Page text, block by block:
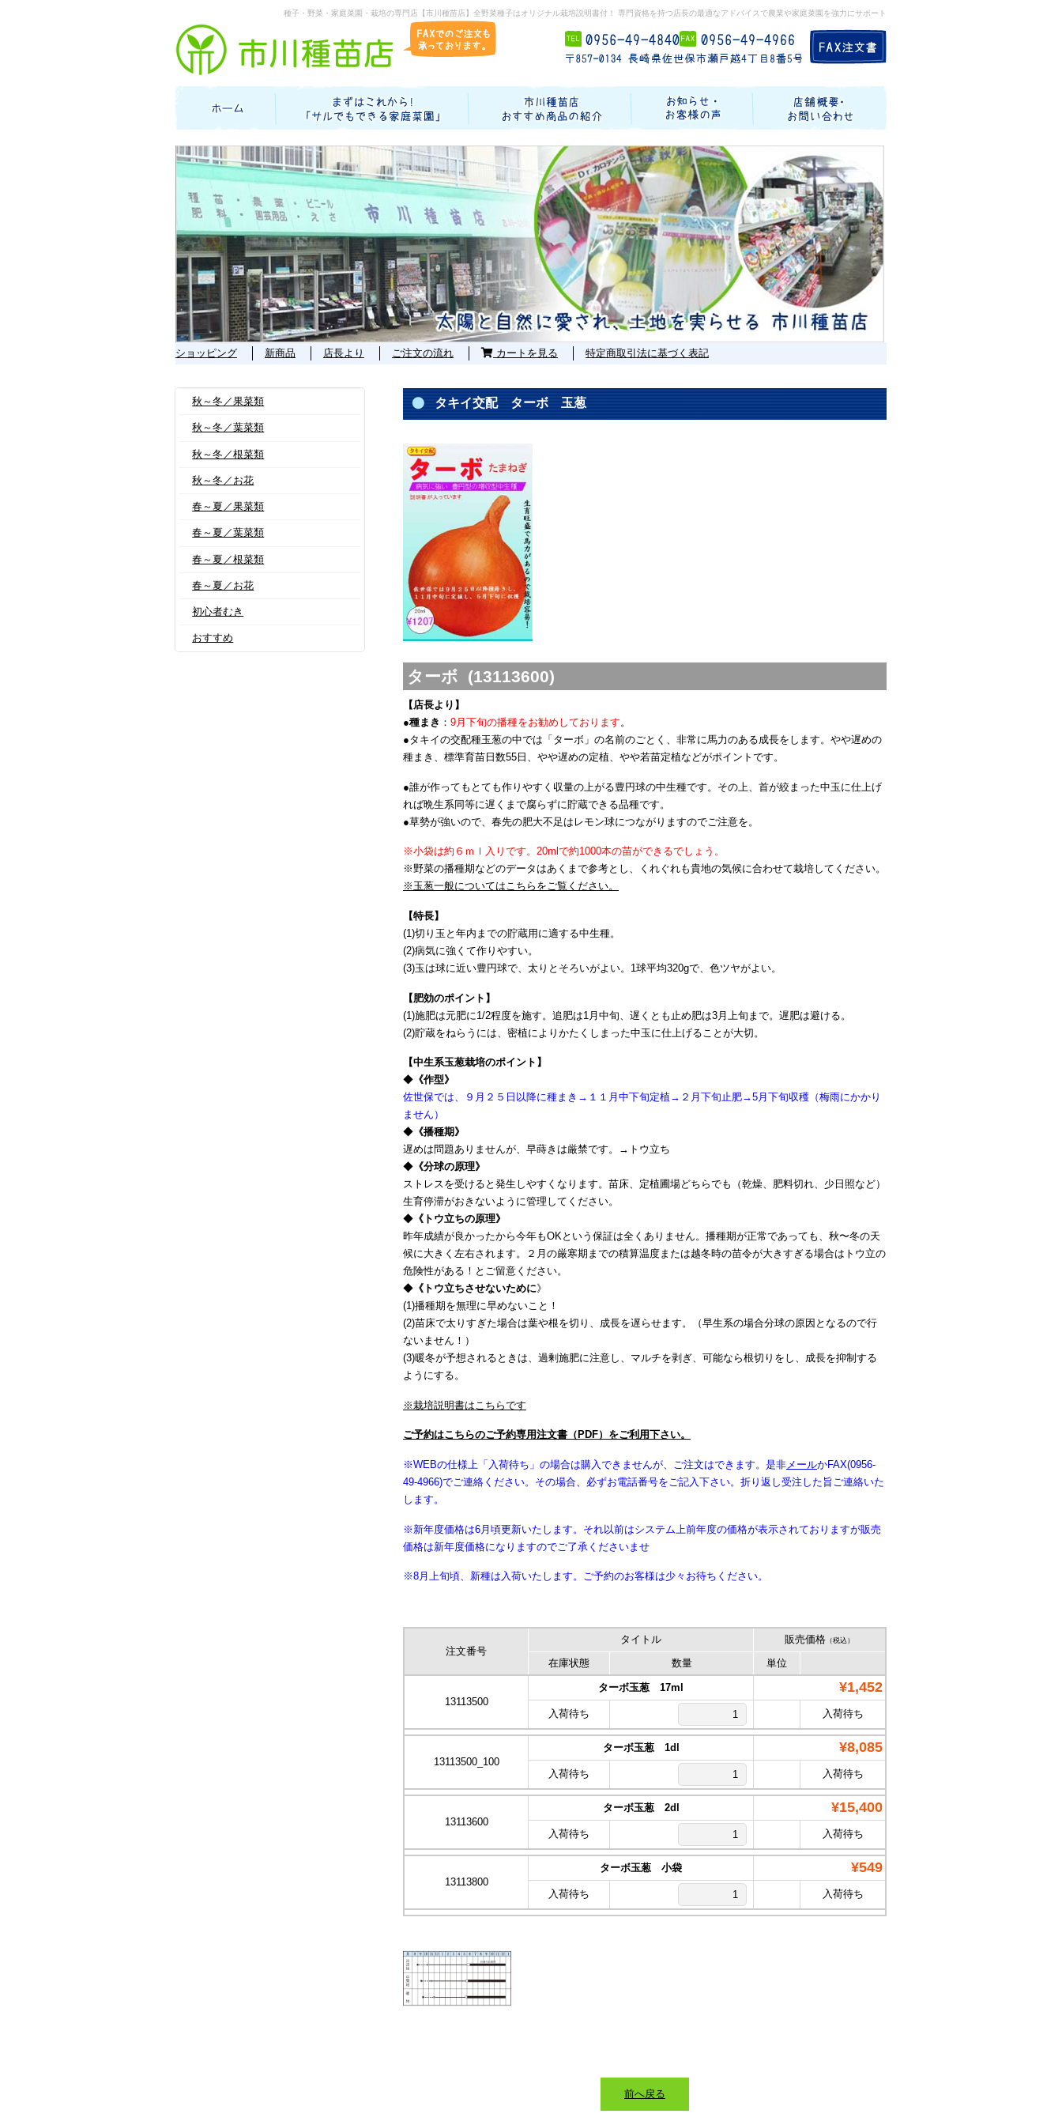
種子・野菜・家庭菜園・栽培の専門店【市川種苗店】全野菜種子はオリジナル栽培説明書付！ 専門資格を持つ店長の最適なアドバイスで農業や家庭菜園を強力にサポート
ショッピング 新商品 店長より ご注文の流れ カートを見る 特定商取引法に基づく表記
タキイ交配 ターボ 玉葱
ターボ (13113600)
【店長より】
●種まき ： 9月下旬の播種をお勧めしております。
●タキイの交配種玉葱の中では「ターボ」の名前のごとく、非常に馬力のある成長をします。やや遅めの
種まき、標準育苗日数55日、やや遅めの定植、やや若苗定植などがポイントです。
●誰が作ってもとても作りやすく収量の上がる豊円球の中生種です。その上、首が絞まった中玉に仕上げ
れば晩生系同等に遅くまで腐らずに貯蔵できる品種です。
●草勢が強いので、春先の肥大不足はレモン球につながりますのでご注意を。
※小袋は約６ｍｌ入りです。20mlで約1000本の苗ができるでしょう。
※野菜の播種期などのデータはあくまで参考とし、くれぐれも貴地の気候に合わせて栽培してください。
※玉葱一般についてはこちらをご覧ください。
【特長】
(1)切り玉と年内までの貯蔵用に適する中生種。
(2)病気に強くて作りやすい。
(3)玉は球に近い豊円球で、太りとそろいがよい。1球平均320gで、色ツヤがよい。
【肥効のポイント】
(1)施肥は元肥に1/2程度を施す。追肥は1月中旬、遅くとも止め肥は3月上旬まで。遅肥は避ける。
(2)貯蔵をねらうには、密植によりかたくしまった中玉に仕上げることが大切。
【中生系玉葱栽培のポイント】
◆ 《作型》
佐世保では、９月２５日以降に種まき→１１月中下旬定植→２月下旬止肥→5月下旬収穫（梅雨にかかり
ません）
◆ 《播種期》
遅めは問題ありませんが、早蒔きは厳禁です。→トウ立ち
◆ 《分球の原理》
ストレスを受けると発生しやすくなります。苗床、定植圃場どちらでも（乾燥、肥料切れ、少日照など）
生育停滞がおきないように管理してください。
◆ 《トウ立ちの原理》
昨年成績が良かったから今年もOKという保証は全くありません。播種期が正常であっても、秋〜冬の天
候に大きく左右されます。２月の厳寒期までの積算温度または越冬時の苗令が大きすぎる場合はトウ立の
危険性がある！とご留意ください。
◆ 《トウ立ちさせないために》
(1)播種期を無理に早めないこと！
(2)苗床で太りすぎた場合は葉や根を切り、成長を遅らせます。（早生系の場合分球の原因となるので行
ないません！）
(3)暖冬が予想されるときは、過剰施肥に注意し、マルチを剥ぎ、可能なら根切りをし、成長を抑制する
ようにする。
※栽培説明書はこちらです
ご予約はこちらのご予約専用注文書（PDF）をご利用下さい。
※WEBの仕様上「入荷待ち」の場合は購入できませんが、ご注文はできます。是非 メールかFAX(0956-
49-4966)でご連絡ください。その場合、必ずお電話番号をご記入下さい。折り返し受注した旨ご連絡いた
します。
※新年度価格は6月頃更新いたします。それ以前はシステム上前年度の価格が表示されておりますが販売
価格は新年度価格になりますのでご了承くださいませ
※8月上旬頃、新種は入荷いたします。ご予約のお客様は少々お待ちください。
注文番号
タイトル 販売価格 （税込）
在庫状態 数量 単位
13113500
ターボ玉葱 17ml ¥1,452
入荷待ち 入荷待ち
13113500_100
ターボ玉葱 1dl ¥8,085
入荷待ち 入荷待ち
13113600
ターボ玉葱 2dl ¥15,400
入荷待ち 入荷待ち
13113800
ターボ玉葱 小袋 ¥549
入荷待ち 入荷待ち
前へ戻る
秋～冬／果菜類
秋～冬／葉菜類
秋～冬／根菜類
秋～冬／お花
春～夏／果菜類
春～夏／葉菜類
春～夏／根菜類
春～夏／お花
初心者むき
おすすめ